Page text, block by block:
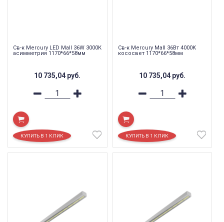
Св-к Mercury LED Mall 36W 3000К
асимметрия 1170*66*58мм
10 735,04 руб.
Св-к Mercury Mall 36Вт 4000К
кососвет 1170*66*58мм
10 735,04 руб.